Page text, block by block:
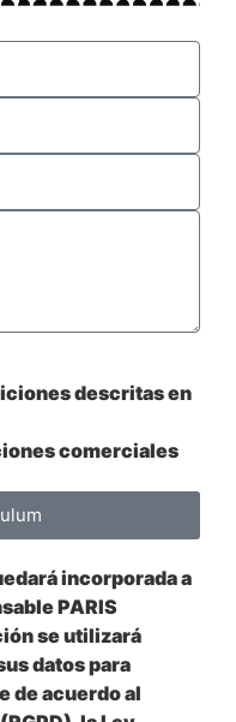
descritas en
comerciales
incorporada a
PARIS
se utilizará
datos para
de acuerdo al